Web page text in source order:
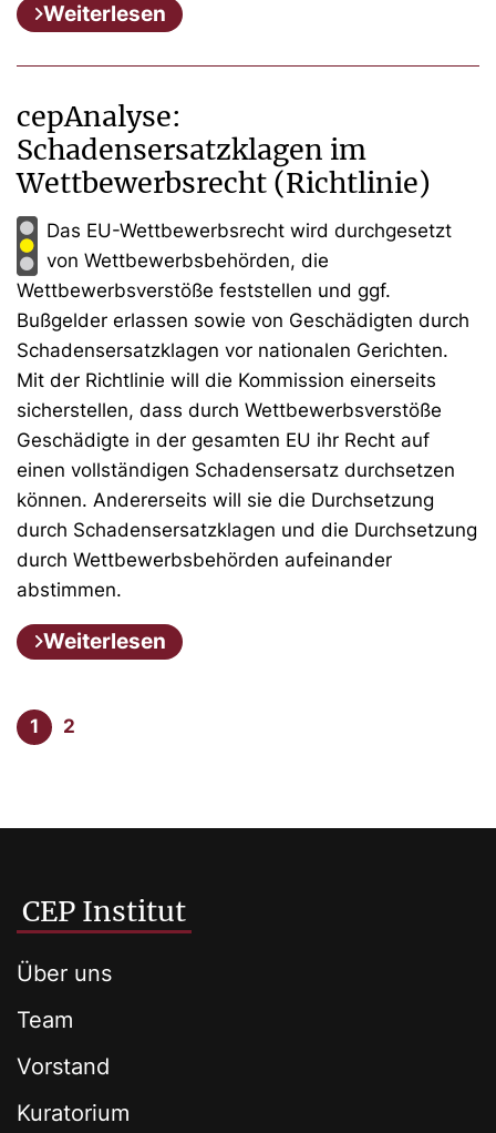
Weiterlesen
cepAnalyse:
Schadensersatzklagen im
Wettbewerbsrecht (Richtlinie)
Das EU-Wettbewerbsrecht wird durchgesetzt
von Wettbewerbsbehörden, die
Wettbewerbsverstöße feststellen und ggf.
Bußgelder erlassen sowie von Geschädigten durch
Schadensersatzklagen vor nationalen Gerichten.
Mit der Richtlinie will die Kommission einerseits
sicherstellen, dass durch Wettbewerbsverstöße
Geschädigte in der gesamten EU ihr Recht auf
einen vollständigen Schadensersatz durchsetzen
können. Andererseits will sie die Durchsetzung
durch Schadensersatzklagen und die Durchsetzung
durch Wettbewerbsbehörden aufeinander
abstimmen.
Weiterlesen
1 2
CEP Institut
Über uns
Team
Vorstand
Kuratorium